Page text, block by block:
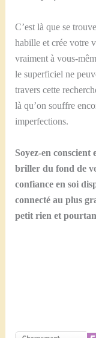
C’est là que se
habille et crée votre
vraiment à vous-
le superficiel ne
travers cette
là qu’on souffre
imperfections.
Soyez-en conscient
briller du fond de
confiance en soi
connecté au plus
petit rien et